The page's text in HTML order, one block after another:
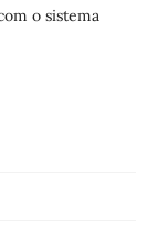
o sistema